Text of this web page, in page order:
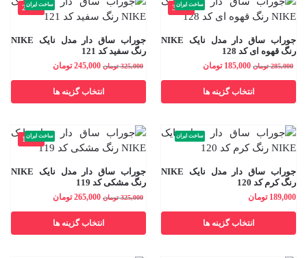
-35%
جوراب ساق دار مدل نایک NIKE
رنگ قهوه ای کد 128
285,000 تومان 185,000 تومان
ساخت ایران
انتخاب گزینه ها
-25%
جوراب ساق دار مدل نایک NIKE
رنگ سفید کد 121
325,000 تومان 245,000 تومان
ساخت ایران
انتخاب گزینه ها
جوراب ساق دار مدل نایک NIKE
رنگ کرم کد 120
189,000 تومان
ساخت ایران
انتخاب گزینه ها
-18%
جوراب ساق دار مدل نایک NIKE
رنگ مشکی کد 119
325,000 تومان 265,000 تومان
ساخت ایران
انتخاب گزینه ها